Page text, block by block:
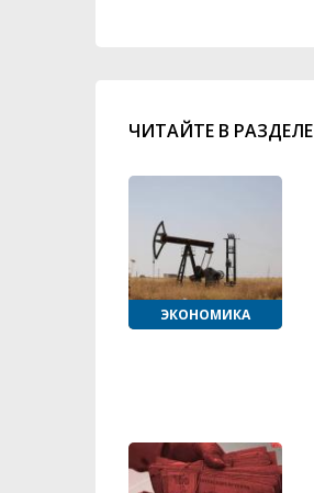
ЧИТАЙТЕ В РАЗДЕЛЕ
ЭКОНОМИКА